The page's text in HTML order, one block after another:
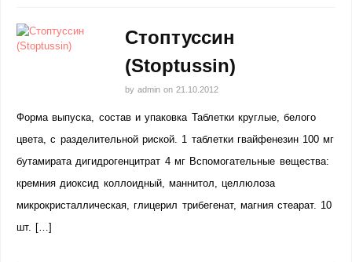
Стоптуссин
(Stoptussin)
by admin on 21.10.2012
Форма выпуска, состав и упаковка Таблетки круглые, белого
цвета, с разделительной риской. 1 таблетки гвайфенезин 100 мг
бутамирата дигидрогенцитрат 4 мг Вспомогательные вещества:
кремния диоксид коллоидный, маннитол, целлюлоза
микрокристаллическая, глицерил трибегенат, магния стеарат. 10
шт. […]